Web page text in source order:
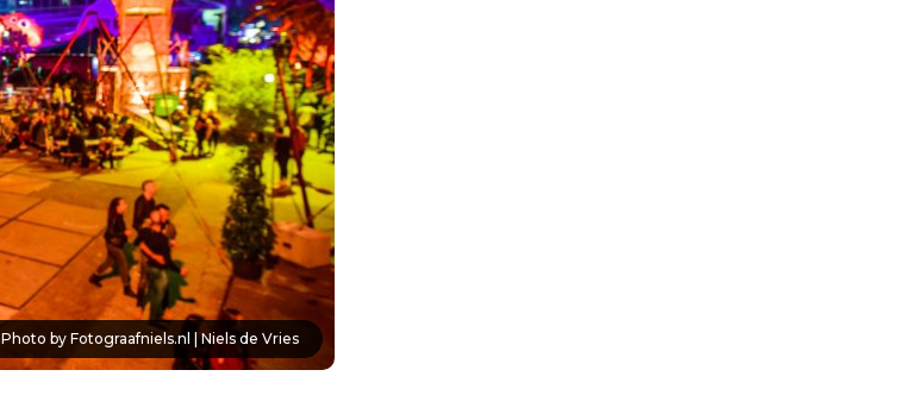
Photo by Fotograafniels.nl | Niels de Vries